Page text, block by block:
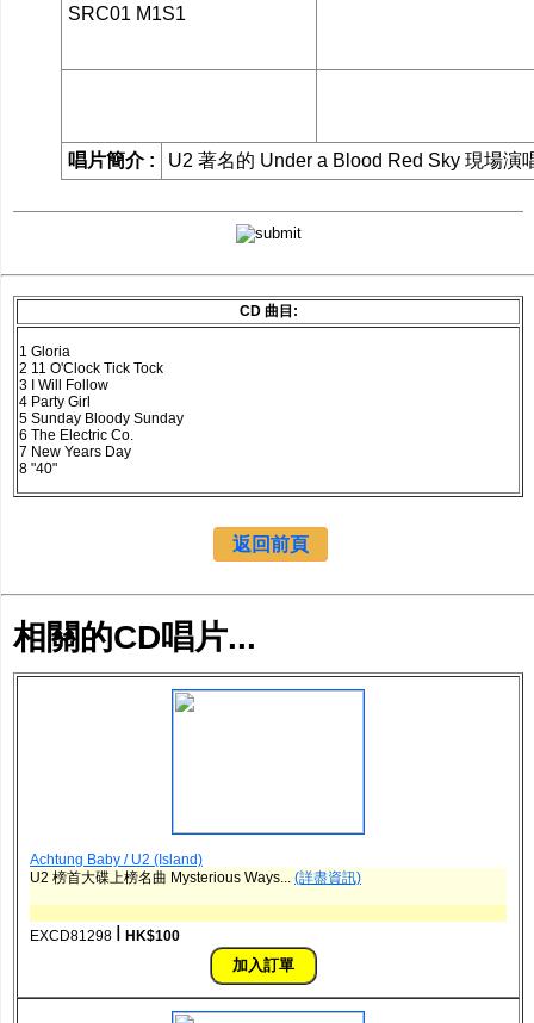
聯糸我們
SRC01 M1S1
唱片簡介 : U2 著名的 Under a Blood Red Sky 現場演
CD 曲目:
1 Gloria
2 11 O'Clock Tick Tock
3 I Will Follow
4 Party Girl
5 Sunday Bloody Sunday
6 The Electric Co.
7 New Years Day
8 "40"
返回前頁
相關的CD唱片...
Achtung Baby / U2 (Island)
U2 榜首大碟上榜名曲 Mysterious Ways... (詳盡資訊)
EXCD81298 HK$100